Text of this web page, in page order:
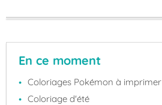
En ce moment
Coloriages Pokémon à imprimer
Coloriage d'été